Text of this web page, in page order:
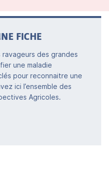
FICHE
des grandes
une maladie
pour reconnaitre une
ici l’ensemble des
Agricoles.